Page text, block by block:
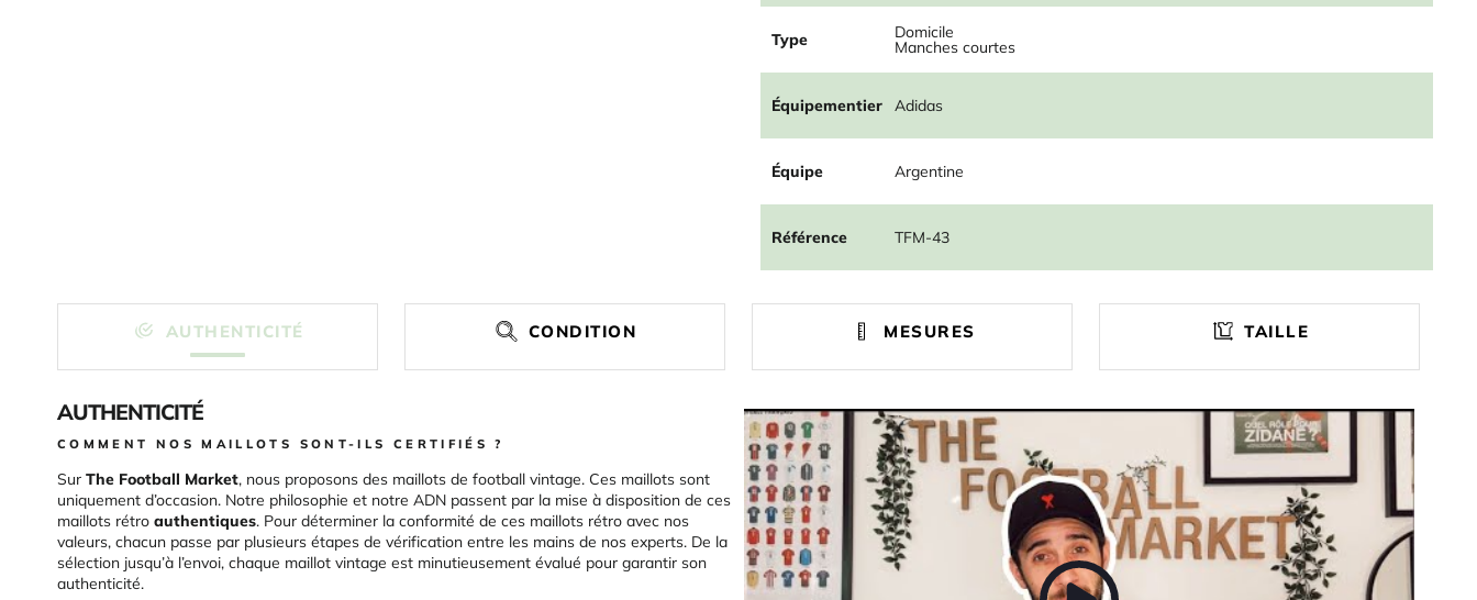
Type Domicile
Manches courtes
Équipementier Adidas
Équipe Argentine
Référence TFM-43
AUTHENTICITÉ CONDITION MESURES TAILLE
AUTHENTICITÉ
COMMENT NOS MAILLOTS SONT-ILS CERTIFIÉS ?
Sur The Football Market, nous proposons des maillots de football vintage. Ces maillots sont
uniquement d’occasion. Notre philosophie et notre ADN passent par la mise à disposition de ces
maillots rétro authentiques. Pour déterminer la conformité de ces maillots rétro avec nos
valeurs, chacun passe par plusieurs étapes de vérification entre les mains de nos experts. De la
sélection jusqu’à l’envoi, chaque maillot vintage est minutieusement évalué pour garantir son
authenticité.